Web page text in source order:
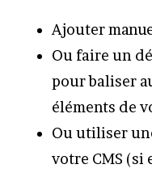
Ajouter
Ou faire un
pour baliser
éléments de
Ou utiliser
votre CMS (si